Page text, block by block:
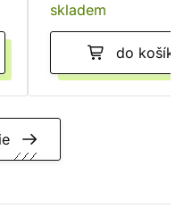
skladem
do košíku